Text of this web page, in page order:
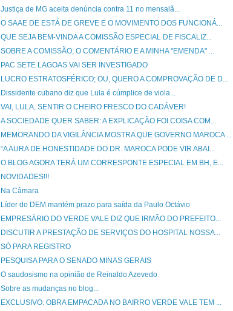
Justiça de MG aceita denúncia contra 11 no mensalã...
O SAAE DE ESTÁ DE GREVE E O MOVIMENTO DOS FUNCIONÁ...
QUE SEJA BEM-VINDA A COMISSÃO ESPECIAL DE FISCALIZ...
SOBRE A COMISSÃO, O COMENTÁRIO E A MINHA "EMENDA" ...
PAC SETE LAGOAS VAI SER INVESTIGADO
LUCRO ESTRATOSFÉRICO; OU, QUERO A COMPROVAÇÃO DE D...
Dissidente cubano diz que Lula é cúmplice de viola...
VAI, LULA, SENTIR O CHEIRO FRESCO DO CADÁVER!
A SOCIEDADE QUER SABER: A EXPLICAÇÃO FOI COISA COM...
MEMORANDO DA VIGILÂNCIA MOSTRA QUE GOVERNO MAROCA ...
“A AURA DE HONESTIDADE DO DR. MAROCA PODE VIR ABAI...
O BLOG AGORA TERÁ UM CORRESPONTE ESPECIAL EM BH, E...
NOVIDADES!!!
Na Câmara
Líder do DEM mantém prazo para saída da Paulo Octávio
EMPRESÁRIO DO VERDE VALE DIZ QUE IRMÃO DO PREFEITO...
DISCUTIR A PRESTAÇÃO DE SERVIÇOS DO HOSPITAL NOSSA...
SÓ PARA REGISTRO
PESQUISA PARA O SENADO MINAS GERAIS
O saudosismo na opinião de Reinaldo Azevedo
Sobre as mudanças no blog...
EXCLUSIVO: OBRA EMPACADA NO BAIRRO VERDE VALE TEM ...